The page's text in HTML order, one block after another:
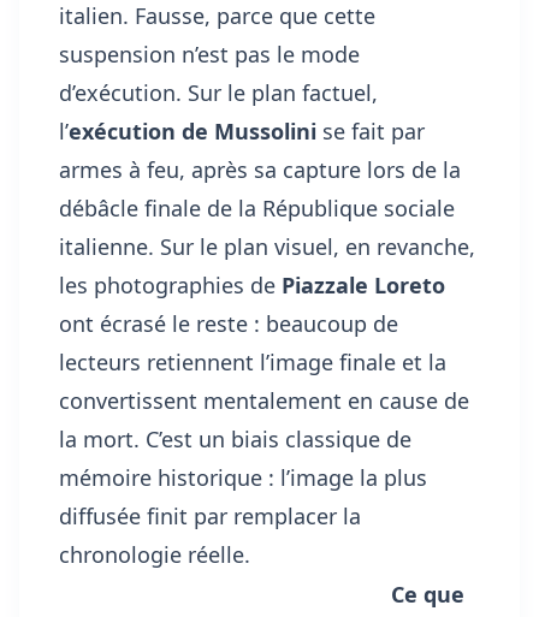
italien. Fausse, parce que cette
suspension n’est pas le mode
d’exécution. Sur le plan factuel,
l’exécution de Mussolini se fait par
armes à feu, après sa capture lors de la
débâcle finale de la République sociale
italienne. Sur le plan visuel, en revanche,
les photographies de Piazzale Loreto
ont écrasé le reste : beaucoup de
lecteurs retiennent l’image finale et la
convertissent mentalement en cause de
la mort. C’est un biais classique de
mémoire historique : l’image la plus
diffusée finit par remplacer la
chronologie réelle.
Ce que